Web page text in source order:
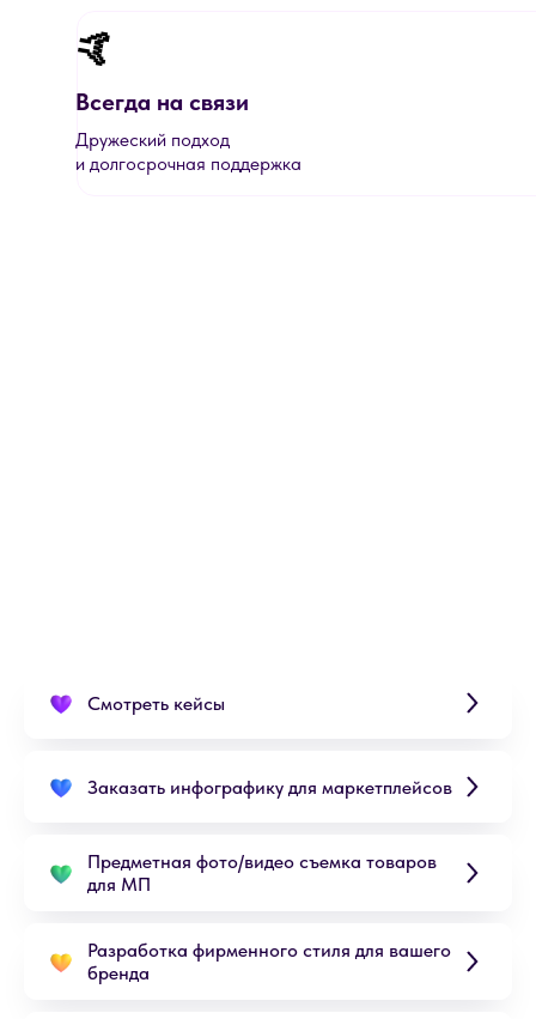
Дружеский подход
и долгосрочная поддержка
🤙
Всегда на связи
Смотреть кейсы
Заказать инфографику для маркетплейсов
Предметная фото/видео съемка товаров
для МП
Разработка фирменного стиля для вашего
бренда